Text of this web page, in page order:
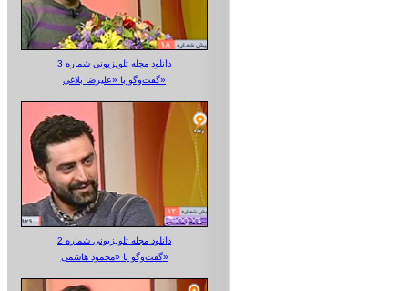
دانلود مجله تلویزیونی شماره 3
گفت‌وگو با «علیرضا بلاغی»
دانلود مجله تلویزیونی شماره 2
گفت‌وگو با «محمود هاشمی»